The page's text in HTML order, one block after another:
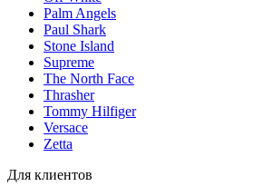
Palm Angels
Paul Shark
Stone Island
Supreme
The North Face
Thrasher
Tommy Hilfiger
Versace
Zetta
Для клиентов